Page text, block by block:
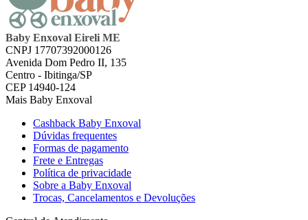
Baby Enxoval Eireli ME
CNPJ 17707392000126
Avenida Dom Pedro II, 135
Centro - Ibitinga/SP
CEP 14940-124
Mais Baby Enxoval
Cashback Baby Enxoval
Dúvidas frequentes
Formas de pagamento
Frete e Entregas
Política de privacidade
Sobre a Baby Enxoval
Trocas, Cancelamentos e Devoluções